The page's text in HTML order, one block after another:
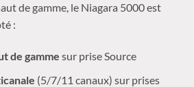
de gamme, le Niagara 5000 est
:
de gamme sur prise Source
(5/7/11 canaux) sur prises